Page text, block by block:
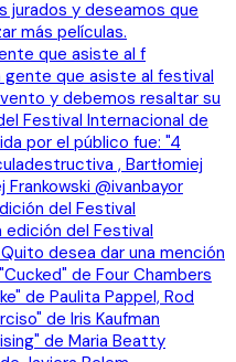
que asiste al f
del Festival